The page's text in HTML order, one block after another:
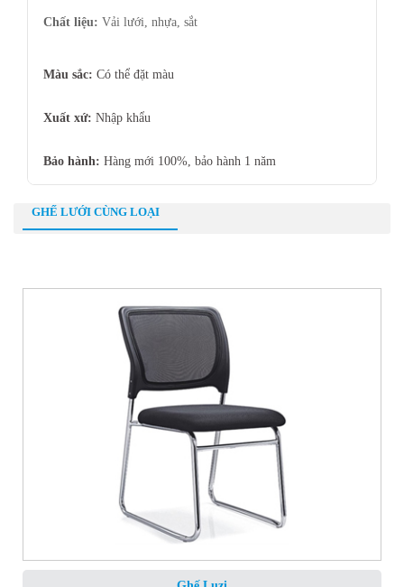
Chất liệu: Vải lưới, nhựa, sắt
Màu sắc: Có thể đặt màu
Xuất xứ: Nhập khẩu
Bảo hành: Hàng mới 100%, bảo hành 1 năm
GHẾ LƯỚI CÙNG LOẠI